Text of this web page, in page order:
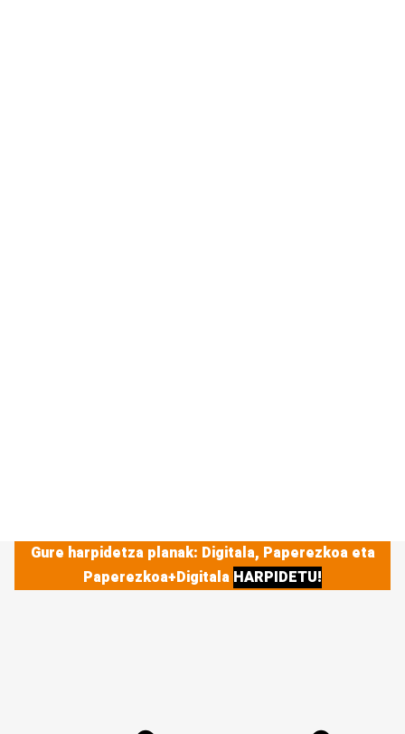
Gure harpidetza planak: Digitala, Paperezkoa eta
Paperezkoa+Digitala HARPIDETU!